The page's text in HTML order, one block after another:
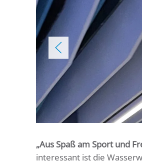
„Aus Spaß am Sport und
interessant ist die